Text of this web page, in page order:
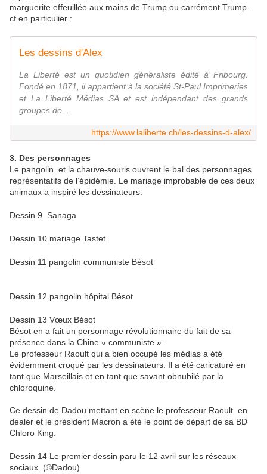
marguerite effeuillée aux mains de Trump ou carrément Trump.
cf en particulier :
Les dessins d'Alex
La Liberté est un quotidien généraliste édité à Fribourg.
Fondé en 1871, il appartient à la société St-Paul Imprimeries
et La Liberté Médias SA et est indépendant des grands
groupes de...
https://www.laliberte.ch/les-dessins-d-alex/
3. Des personnages
Le pangolin et la chauve-souris ouvrent le bal des personnages
représentatifs de l’épidémie. Le mariage improbable de ces deux
animaux a inspiré les dessinateurs.
Dessin 9 Sanaga
Dessin 10 mariage Tastet
Dessin 11 pangolin communiste Bésot
Dessin 12 pangolin hôpital Bésot
Dessin 13 Vœux Bésot
Bésot en a fait un personnage révolutionnaire du fait de sa
présence dans la Chine « communiste ».
Le professeur Raoult qui a bien occupé les médias a été
évidemment croqué par les dessinateurs. Il a été caricaturé en
tant que Marseillais et en tant que savant obnubilé par la
chloroquine.
Ce dessin de Dadou mettant en scène le professeur Raoult en
dealer et le président Macron a été le point de départ de sa BD
Chloro King.
Dessin 14 Le premier dessin paru le 12 avril sur les réseaux
sociaux. (©Dadou)